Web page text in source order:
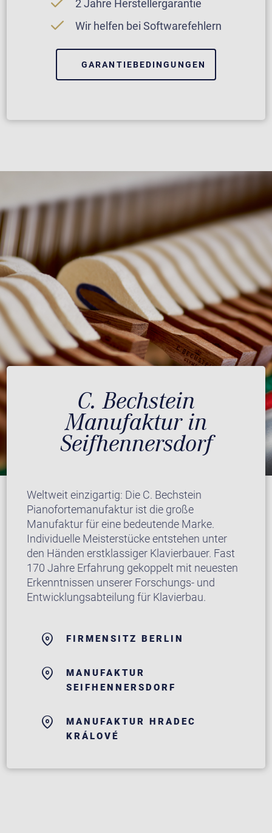
2 Jahre Herstellergarantie
Wir helfen bei Softwarefehlern
GARANTIEBEDINGUNGEN
C. Bechstein
Manufaktur in
Seifhennersdorf
Weltweit einzigartig: Die C. Bechstein
Pianofortemanufaktur ist die große
Manufaktur für eine bedeutende Marke.
Individuelle Meisterstücke entstehen unter
den Händen erstklassiger Klavierbauer. Fast
170 Jahre Erfahrung gekoppelt mit neuesten
Erkenntnissen unserer Forschungs- und
Entwicklungsabteilung für Klavierbau.
FIRMENSITZ BERLIN
MANUFAKTUR
SEIFHENNERSDORF
MANUFAKTUR HRADEC
KRÁLOVÉ